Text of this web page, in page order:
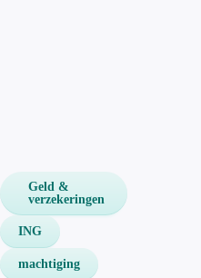
Geld &
verzekeringen
ING
machtiging